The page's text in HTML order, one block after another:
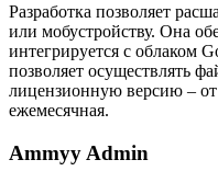
Разработка позволяет
или мобустройству. Она
интегрируется с облаком
позволяет осуществлять
лицензионную версию –
ежемесячная.
Ammyy Admin